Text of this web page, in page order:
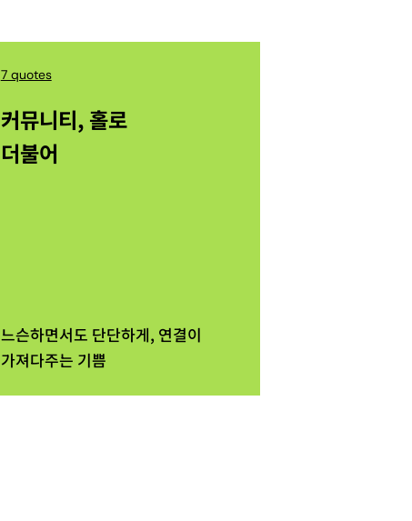
7 quotes
커뮤니티, 홀로
더불어
느슨하면서도 단단하게, 연결이
가져다주는 기쁨